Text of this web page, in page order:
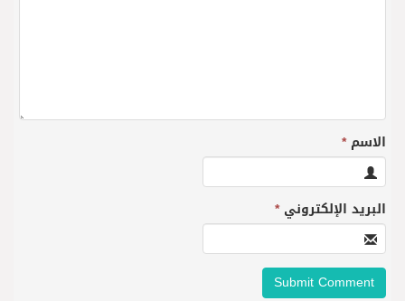
الاسم*
البريد الإلكتروني*